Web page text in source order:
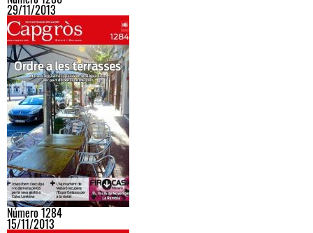
29/11/2013
Número 1284
15/11/2013